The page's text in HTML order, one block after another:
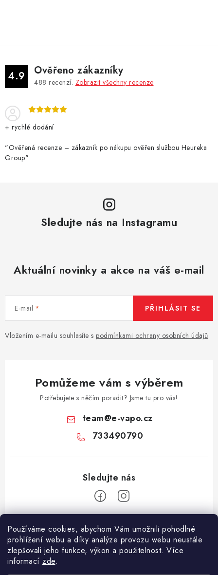
Používáme cookies, abychom Vám umožnili pohodlné
prohlížení webu a díky analýze provozu webu neustále
zlepšovali jeho funkce, výkon a použitelnost. Více
informací zde.
á
d
a
c
p
r
k
y
4.9 Ověřeno zákazníky
488 recenzí. Zobrazit všechny recenze
+ rychlé dodání
"Ověřená recenze – zákazník po nákupu ověřen službou Heureka
Group"
Sledujte nás na Instagramu
Aktuální novinky a akce na váš e-mail
E-mail
Vložením e-mailu souhlasíte s podmínkami ochrany osobních údajů
PŘIHLÁSIT SE
Pomůžeme vám s výběrem
Potřebujete s něčím poradit? Jsme tu pro vás!
team@e-vapo.cz
733490790
Z
Facebook